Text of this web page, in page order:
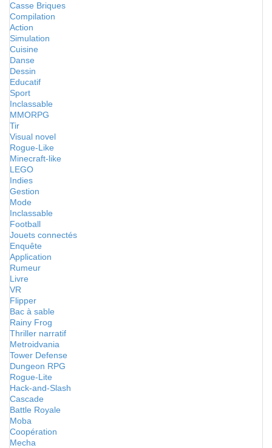
Casse Briques
Compilation
Action
Simulation
Cuisine
Danse
Dessin
Educatif
Sport
Inclassable
MMORPG
Tir
Visual novel
Rogue-Like
Minecraft-like
LEGO
Indies
Gestion
Mode
Inclassable
Football
Jouets connectés
Enquête
Application
Rumeur
Livre
VR
Flipper
Bac à sable
Rainy Frog
Thriller narratif
Metroidvania
Tower Defense
Dungeon RPG
Rogue-Lite
Hack-and-Slash
Cascade
Battle Royale
Moba
Coopération
Mecha